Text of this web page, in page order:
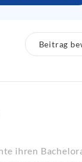
Beitrag
ihren